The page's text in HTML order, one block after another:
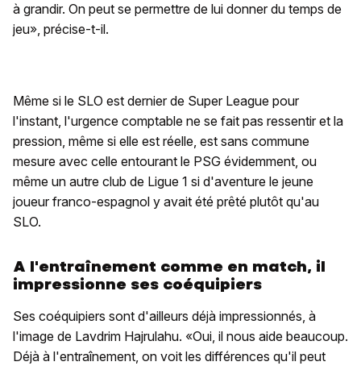
à grandir. On peut se permettre de lui donner du temps de
jeu», précise-t-il.
Même si le SLO est dernier de Super League pour
l'instant, l'urgence comptable ne se fait pas ressentir et la
pression, même si elle est réelle, est sans commune
mesure avec celle entourant le PSG évidemment, ou
même un autre club de Ligue 1 si d'aventure le jeune
joueur franco-espagnol y avait été prêté plutôt qu'au
SLO.
A l'entraînement comme en match, il
impressionne ses coéquipiers
Ses coéquipiers sont d'ailleurs déjà impressionnés, à
l'image de Lavdrim Hajrulahu. «Oui, il nous aide beaucoup.
Déjà à l'entraînement, on voit les différences qu'il peut